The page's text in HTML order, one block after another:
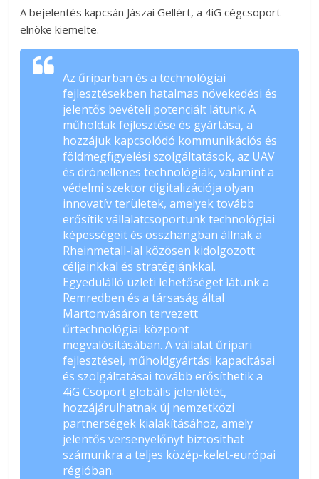
A bejelentés kapcsán Jászai Gellért, a 4iG cégcsoport
elnöke kiemelte.
Az űriparban és a technológiai
fejlesztésekben hatalmas növekedési és
jelentős bevételi potenciált látunk. A
műholdak fejlesztése és gyártása, a
hozzájuk kapcsolódó kommunikációs és
földmegfigyelési szolgáltatások, az UAV
és drónellenes technológiák, valamint a
védelmi szektor digitalizációja olyan
innovatív területek, amelyek tovább
erősítik vállalatcsoportunk technológiai
képességeit és összhangban állnak a
Rheinmetall-lal közösen kidolgozott
céljainkkal és stratégiánkkal.
Egyedülálló üzleti lehetőséget látunk a
Remredben és a társaság által
Martonvásáron tervezett
űrtechnológiai központ
megvalósításában. A vállalat űripari
fejlesztései, műholdgyártási kapacitásai
és szolgáltatásai tovább erősíthetik a
4iG Csoport globális jelenlétét,
hozzájárulhatnak új nemzetközi
partnerségek kialakításához, amely
jelentős versenyelőnyt biztosíthat
számunkra a teljes közép-kelet-európai
régióban.